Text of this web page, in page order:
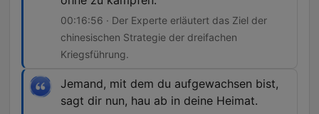
00:16:56 · Der Experte erläutert das Ziel der
chinesischen Strategie der dreifachen
Kriegsführung.
Jemand, mit dem du aufgewachsen bist,
sagt dir nun, hau ab in deine Heimat.